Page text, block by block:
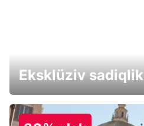
Eksklüziv